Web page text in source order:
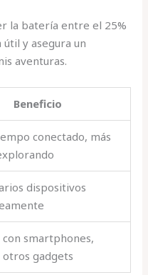
la batería entre el 25%
y asegura un
aventuras.
Beneficio
conectado, más
dispositivos
con smartphones,
gadgets